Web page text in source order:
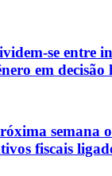
se entre
em decisão
semana
fiscais